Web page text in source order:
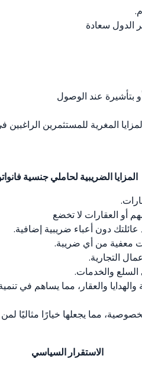
الدول سعادة
المغرية للمستثمرين
المزايا الضريبية لحاملي جنسية
أو العقارات لا تخضع
عائلتك دون أعباء ضريبية إضافية.
معفية من أي ضريبة.
التجارية.
والخدمات.
والعقار، مما يساهم في
مما يجعلها خيارًا مثاليًا
الاستقرار السياسي